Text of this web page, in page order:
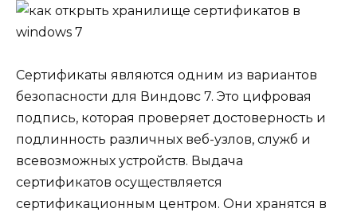
Сертификаты являются одним из вариантов
безопасности для Виндовс 7. Это цифровая
подпись, которая проверяет достоверность и
подлинность различных веб-узлов, служб и
всевозможных устройств. Выдача
сертификатов осуществляется
сертификационным центром. Они хранятся в